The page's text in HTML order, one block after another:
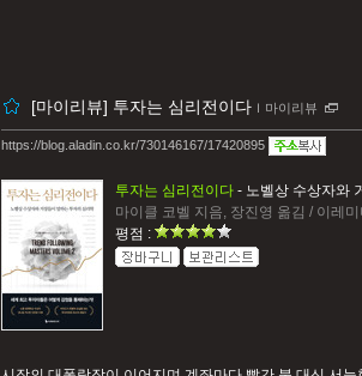
[마이리뷰] 투자는 심리전이다 ｌ 마이리뷰
https://blog.aladin.co.kr/730146167/17420895
투자는 심리전이다 - 노벨상 수상자와
마이클 코벨 지음, 장진영 옮김 / 이레
평점 :